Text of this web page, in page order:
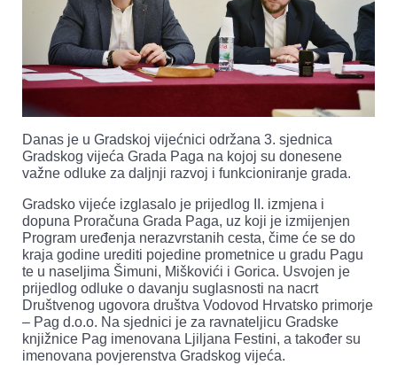
Danas je u Gradskoj vijećnici održana 3. sjednica
Gradskog vijeća Grada Paga na kojoj su donesene
važne odluke za daljnji razvoj i funkcioniranje grada.
Gradsko vijeće izglasalo je prijedlog II. izmjena i
dopuna Proračuna Grada Paga, uz koji je izmijenjen
Program uređenja nerazvrstanih cesta, čime će se do
kraja godine urediti pojedine prometnice u gradu Pagu
te u naseljima Šimuni, Miškovići i Gorica. Usvojen je
prijedlog odluke o davanju suglasnosti na nacrt
Društvenog ugovora društva Vodovod Hrvatsko primorje
– Pag d.o.o. Na sjednici je za ravnateljicu Gradske
knjižnice Pag imenovana Ljiljana Festini, a također su
imenovana povjerenstva Gradskog vijeća.